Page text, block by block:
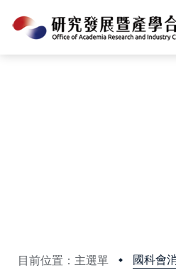
目前位置：主選單 國科會